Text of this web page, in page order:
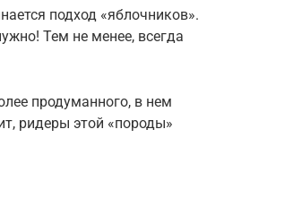
подход «яблочников».
Тем не менее, всегда
продуманного, в нем
ридеры этой «породы»